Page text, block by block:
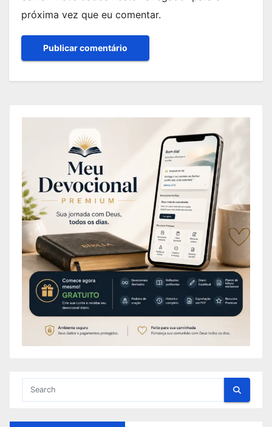
próxima vez que eu comentar.